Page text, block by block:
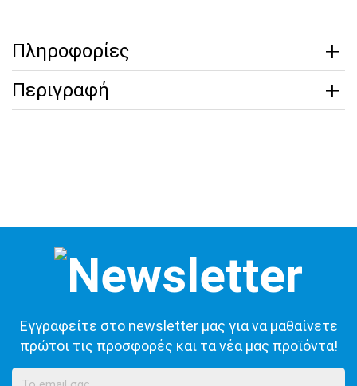
Πληροφορίες
Περιγραφή
Εγγραφείτε στο newsletter μας για να μαθαίνετε
πρώτοι τις προσφορές και τα νέα μας προϊόντα!